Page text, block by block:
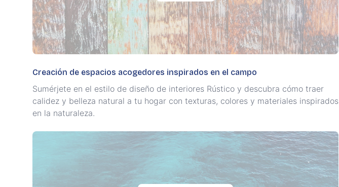
Creación de espacios acogedores inspirados en el campo
Sumérjete en el estilo de diseño de interiores Rústico y descubra cómo traer
calidez y belleza natural a tu hogar con texturas, colores y materiales inspirados
en la naturaleza.